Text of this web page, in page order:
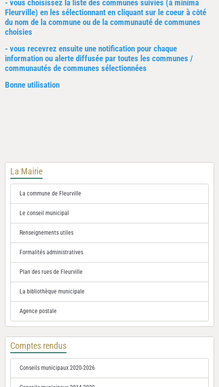
- vous choisissez la liste des communes suivies (à minima
Fleurville) en les sélectionnant en cliquant sur le coeur à côté
du nom de la commune ou de la communauté de communes
choisies
- vous recevrez ensuite une notification pour chaque
information ou alerte diffusée par toutes les communes /
communautés de communes sélectionnées
Bonne utilisation
La Mairie
La commune de Fleurville
Le conseil municipal
Renseignements utiles
Formalités administratives
Plan des rues de Fleurville
La bibliothèque municipale
Agence postale
Comptes rendus
Conseils municipaux 2020-2026